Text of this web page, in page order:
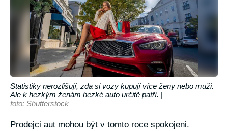
Statistiky nerozlišují, zda si vozy kupují více ženy nebo muži.
Ale k hezkým ženám hezké auto určitě patří. |
foto: Shutterstock
Prodejci aut mohou být v tomto roce spokojeni.